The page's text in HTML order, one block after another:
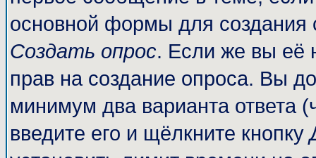
основной формы для
Создать опрос. Если же вы её
прав на создание опроса. Вы
минимум два варианта ответа
введите его и щёлкните кнопку